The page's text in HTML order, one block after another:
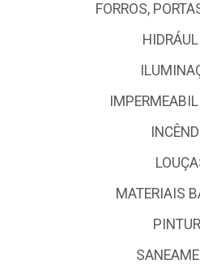
FORROS,
MATERIAIS